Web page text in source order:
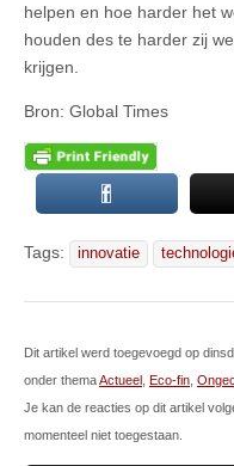
helpen en hoe harder het
houden des te harder zij
krijgen.
Bron: Global Times
Tags: innovatie
Dit artikel werd toegevoegd op
onder themaActueel Eco-fin
Je kan de reacties op dit artikel
momenteel niet toegestaan.